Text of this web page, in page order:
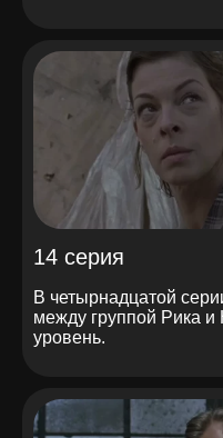
14 серия
В четырнадцатой
между группой Рика
уровень.